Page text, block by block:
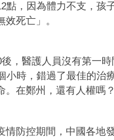
點，因為體力不支，孩
死亡」。
，醫護人員沒有第一
小時，錯過了最佳的治
。在鄭州，還有人權嗎
情防控期間，中國各地